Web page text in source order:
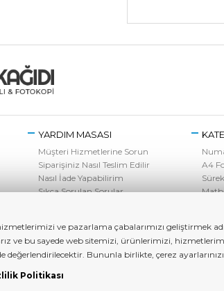
YARDIM MASASI
Müşteri Hizmetlerine Sorun
Siparişiniz Nasıl Teslim Edilir
Nasıl İade Yapabilirim
Sıkça Sorulan Sorular
A4
ve pazarlama çabalarımızı geliştirmek
ve bu sayede web sitemizi, ürünlerimizi,
Bununla birlikte, çerez
Politikası